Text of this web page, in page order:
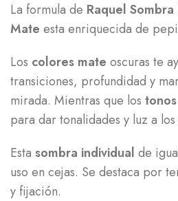
La formula de Raquel
Mate esta enriquecida de
Los colores mate oscuras te
transiciones, profundidad y
mirada. Mientras que los tonos
para dar tonalidades y luz a los
Esta sombra individual de
uso en cejas. Se destaca por
y fijación.